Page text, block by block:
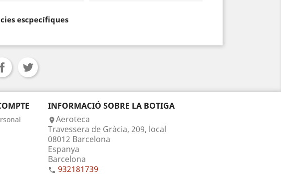
escpecífiques
INFORMACIÓ SOBRE LA BOTIGA
Aeroteca
Travessera de Gràcia, 209, local
08012 Barcelona
Espanya
Barcelona
 932181739